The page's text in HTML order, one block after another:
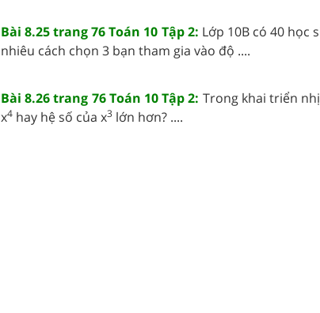
Bài 8.25 trang 76 Toán 10 Tập 2: Lớp 10B có 40 học
nhiêu cách chọn 3 bạn tham gia vào độ ....
Bài 8.26 trang 76 Toán 10 Tập 2: Trong khai triển
x4 hay hệ số của x3 lớn hơn? ....